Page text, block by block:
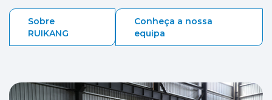
Sobre
RUIKANG
Conheça a nossa
equipa